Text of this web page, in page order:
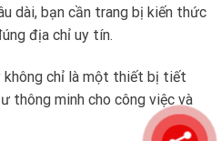
dài, bạn cần trang bị kiến thức
địa chỉ uy tín.
không chỉ là một thiết bị tiết
thông minh cho công việc và